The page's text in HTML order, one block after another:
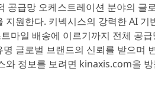
공급망 오케스트레이션 분야의
지원한다. 키넥시스의 강력한 AI
마일 배송에 이르기까지 전체 공
글로벌 브랜드의 신뢰를 받으며
와 정보를 보려면 kinaxis.com을